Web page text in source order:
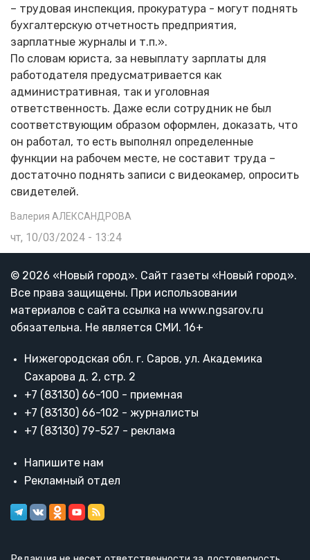
– трудовая инспекция, прокуратура - могут поднять
бухгалтерскую отчетность предприятия,
зарплатные журналы и т.п.».
По словам юриста, за невыплату зарплаты для
работодателя предусматривается как
административная, так и уголовная
ответственность. Даже если сотрудник не был
соответствующим образом оформлен, доказать, что
он работал, то есть выполнял определенные
функции на рабочем месте, не составит труда –
достаточно поднять записи с видеокамер, опросить
свидетелей.
Валерия АЛЕКСАНДРОВА
чт, 10/03/2024 - 13:24
© 2026 «Новый город». Cайт газеты «Новый город».
Все права защищены. При использовании
материалов с сайта ссылка на www.ngsarov.ru
обязательна. Не является СМИ. 16+
Нижегородская обл. г. Саров, ул. Академика
Сахарова д. 2, стр. 2
+7 (83130) 66-100 - приемная
+7 (83130) 66-102 - журналисты
+7 (83130) 79-527 - реклама
Напишите нам
Рекламный отдел